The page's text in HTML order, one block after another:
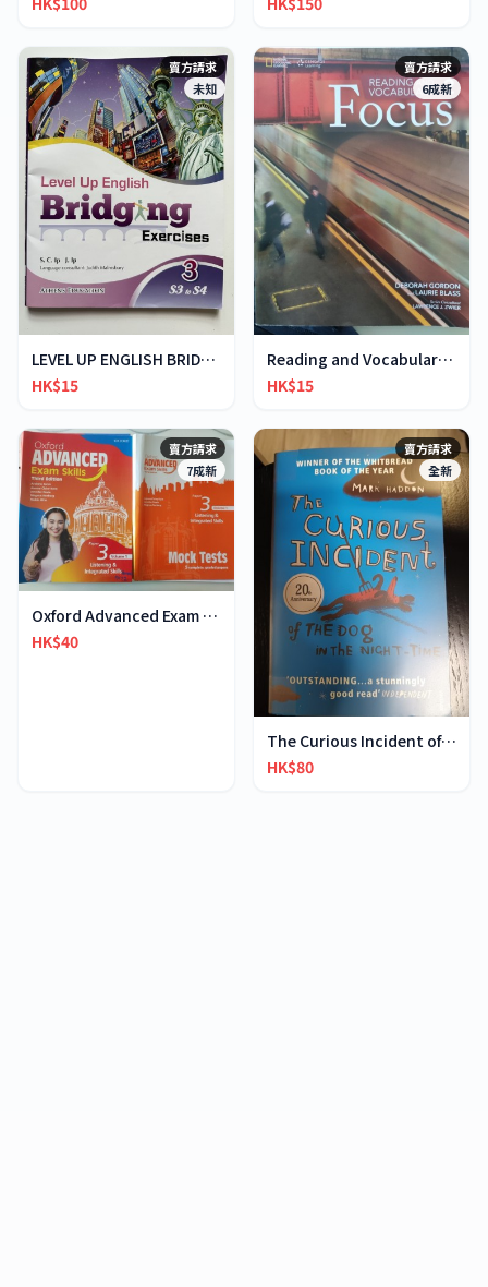
賣方請求
未知
LEVEL UP ENGLISH BRIDGING EXERCISES 3
HK$15
賣方請求
6成新
Reading and Vocabulary FOCUS 2
HK$15
賣方請求
7成新
Oxford Advanced Exam Skills 3rd ed. Paper 3 Vol 1
HK$40
賣方請求
全新
The Curious Incident of The Dog in The Night-time
HK$80